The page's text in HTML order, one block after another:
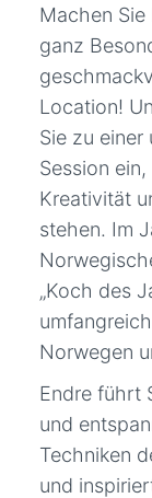
Machen
ganz
Location!
Sie zu einer
Session
Kreativität
stehen. Im
„Koch des
Norwegen
Endre führt
und
Techniken
und